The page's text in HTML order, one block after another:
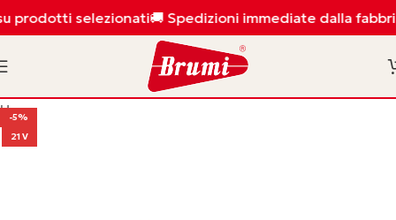
prodotti selezionati🚚 Spedizioni immediate dalla
Home
-5%
21 V